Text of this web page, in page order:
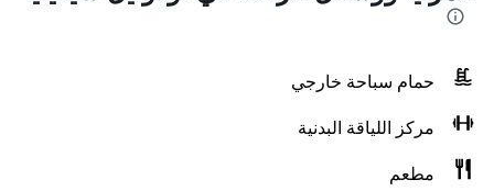
حمام سباحة خارجي
مركز اللياقة البدنية
مطعم